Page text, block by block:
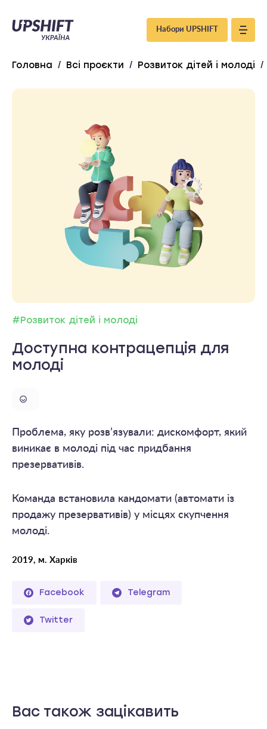
Upshift
–
Україна
Набори UPSHIFT
Головна / Всі проєкти / Розвиток дітей і молоді /
#Розвиток дітей і молоді
Доступна контрацепція для
молоді
Проблема, яку розв’язували: дискомфорт, який
виникає в молоді під час придбання
презервативів.
Команда встановила кандомати (автомати із
продажу презервативів) у місцях скупчення
молоді.
2019, м. Харків
Facebook Telegram
Twitter
Вас також зацікавить